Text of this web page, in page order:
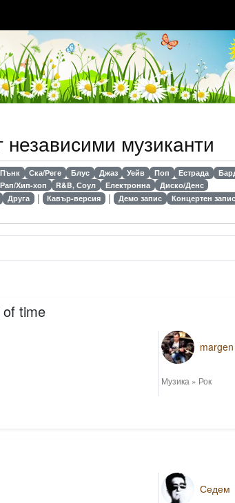
независими музиканти
Пънк Ска/Реге Блус Джаз Уейв Поп Естрада
Рап/Хип-хоп R&B, Соул Електронна
Диско/Денс
Друга | Кавър-версия | Демо запис Концертен запис
time
margen
Музика » Рок
Седем